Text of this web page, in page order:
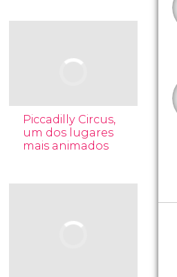
Piccadilly Circus,
um dos lugares
mais animados